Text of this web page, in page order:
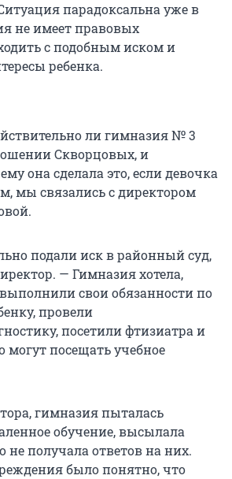
парадоксальна уже в
не имеет правовых
с подобным иском и
ребенка.
ли гимназия № 3
Скворцовых, и
она сделала это, если девочка
мы связались с директором
подали иск в районный суд,
— Гимназия хотела,
свои обязанности по
провели
посетили фтизиатра и
могут посещать учебное
гимназия пыталась
обучение, высылала
не получала ответов на них.
было понятно, что